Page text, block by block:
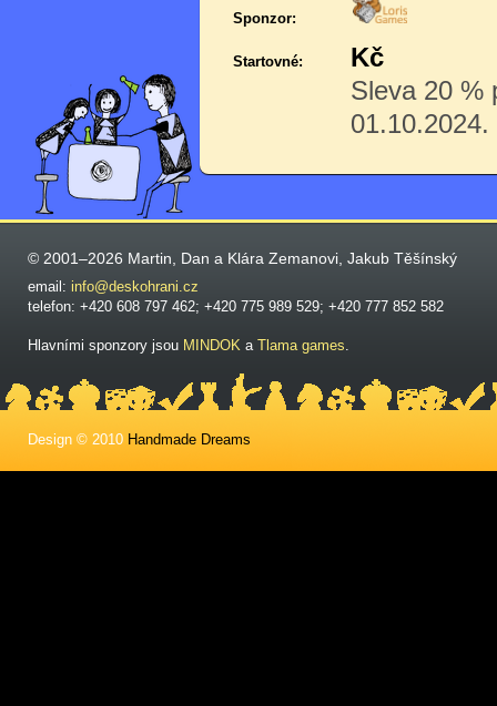
Sponzor:
Startovné:
Kč
Sleva 20 %
01.10.2024.
© 2001–2026 Martin, Dan a Klára Zemanovi, Jakub Těšínský
email: info@deskohrani.cz
telefon: +420 608 797 462; +420 775 989 529; +420 777 852 582
Hlavními sponzory jsou MINDOK a Tlama games.
Design © 2010 Handmade Dreams